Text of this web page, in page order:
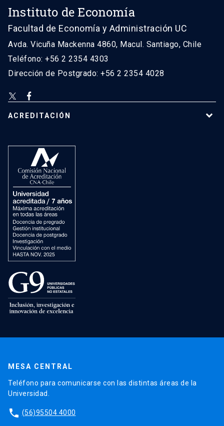
Instituto de Economía
Facultad de Economía y Administración UC
Avda. Vicuña Mackenna 4860, Macul. Santiago, Chile
Teléfono: +56 2 2354 4303
Dirección de Postgrado: +56 2 2354 4028
ACREDITACIÓN
MESA CENTRAL
Teléfono para comunicarse con las distintas áreas de la
Universidad.
phone (56)95504 4000